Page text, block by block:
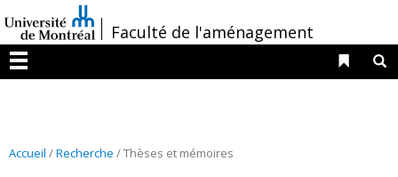
au
contenu
/Faculté de l'aménagement
Menu
Liens
Accueil /Recherche / Thèses et mémoires